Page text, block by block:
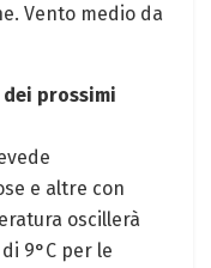
Vento medio ⁤da
prossimi
e⁤ altre con
oscillerà⁣
9°C per le